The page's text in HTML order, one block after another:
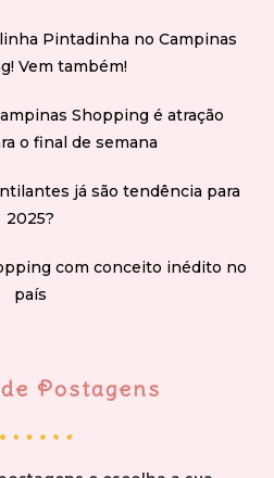
Pintadinha no Campinas
Vem também!
Shopping é atração
o final de semana
já são tendência para
2025?
com conceito inédito no
país
Postagens